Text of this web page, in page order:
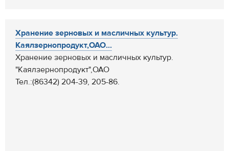
Хранение зерновых и масличных культур.
Каялзернопродукт,ОАО...
Хранение зерновых и масличных культур.
"Каялзернопродукт",ОАО
Тел.:(86342) 204-39, 205-86.